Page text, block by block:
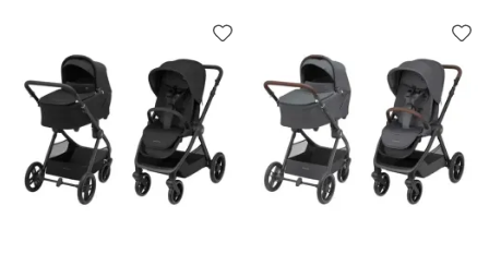
Jan&Sofie
Joolz
Kaiser
Kidzi
Labala